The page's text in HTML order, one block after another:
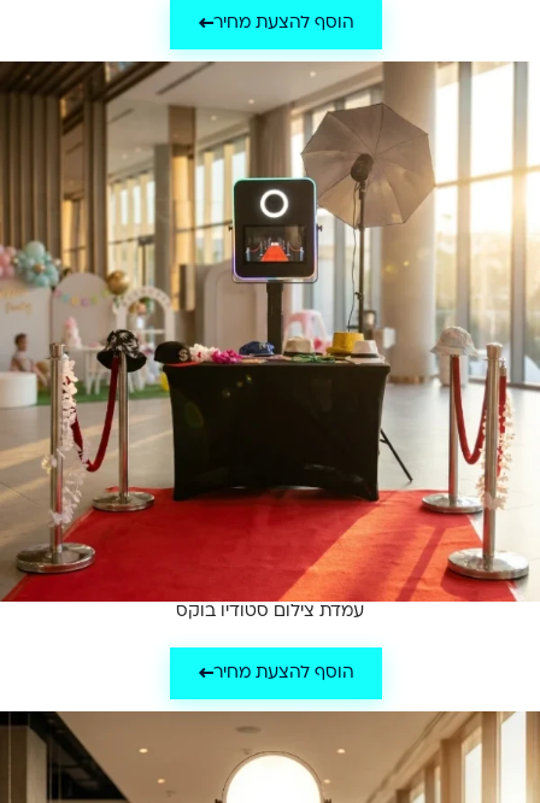
הוסף להצעת מחיר
עמדת צילום סטודיו בוקס
הוסף להצעת מחיר